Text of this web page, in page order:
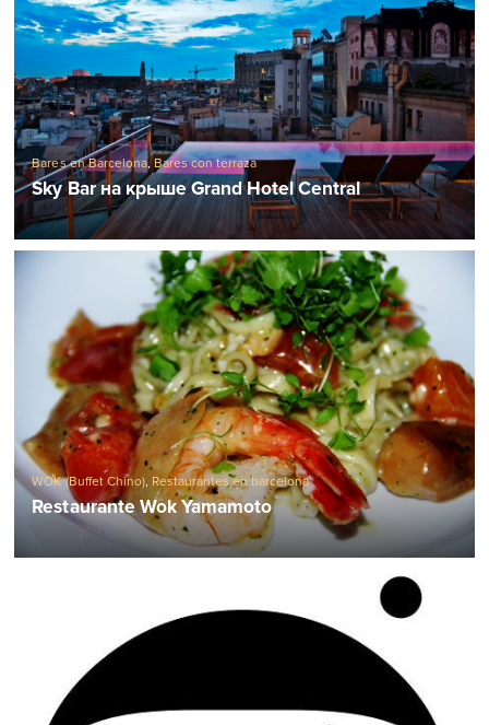
Bares en Barcelona, Bares con terraza
Sky Bar на крыше Grand Hotel Central
WOK (Buffet Chino), Restaurantes en barcelona
Restaurante Wok Yamamoto